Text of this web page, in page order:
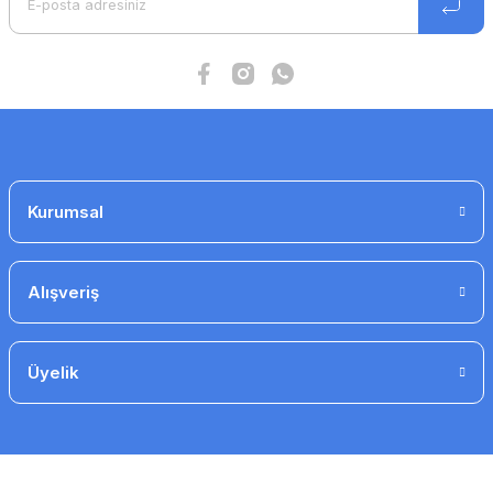
İndirim
Kurumsal
Alışveriş
Üyelik